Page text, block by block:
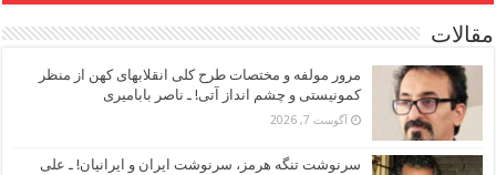
مقالات
مرور مولفه و مختصات طرح کلی انقلابهای کهن از منظر
کمونیستی و چشم انداز آتی! ـ ناصر بابامیری
آگوست 7, 2026
سرنوشت تنگه هرمز، سرنوشت ایران و ایرانیان! ـ علی